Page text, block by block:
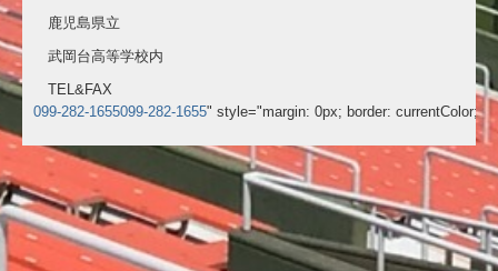
鹿児島県立
武岡台高等学校内
TEL&FAX
099-282-1655099-282-1655" style="margin: 0px; border: currentColor;